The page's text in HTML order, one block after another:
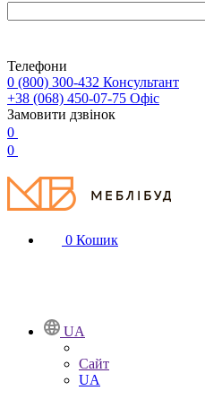
Телефони
0 (800) 300-432 Консультант
+38 (068) 450-07-75 Офіс
Замовити дзвінок
0
0
0 Кошик
UA
Сайт
UA